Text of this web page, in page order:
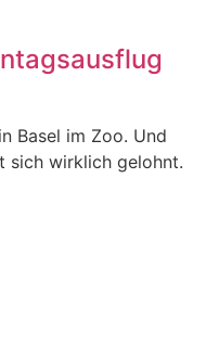
Basel im Zoo. Und
sich wirklich gelohnt.